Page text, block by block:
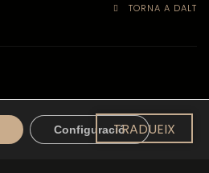
TORNA A DALT
TRADUEIX
Configuració